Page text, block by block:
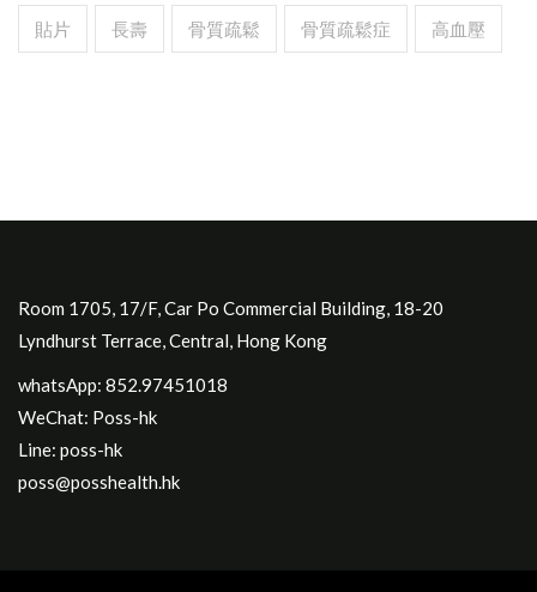
貼片 長壽 骨質疏鬆 骨質疏鬆症 高血壓
Room 1705, 17/F, Car Po Commercial Building, 18-20
Lyndhurst Terrace, Central, Hong Kong
whatsApp: 852.97451018
WeChat: Poss-hk
Line: poss-hk
poss@posshealth.hk